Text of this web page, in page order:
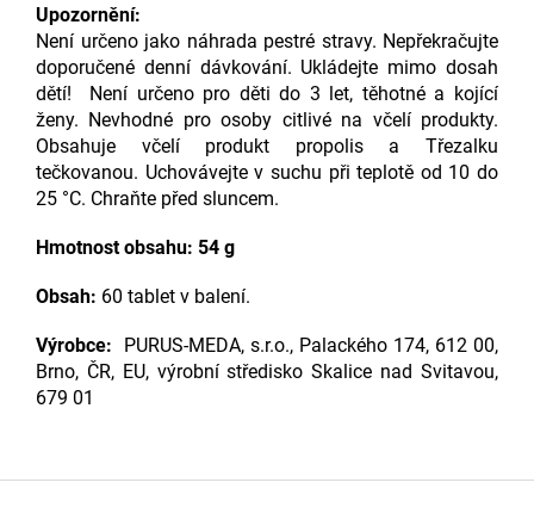
Upozornění:
Není určeno jako náhrada pestré stravy. Nepřekračujte
doporučené denní dávkování. Ukládejte mimo dosah
dětí! Není určeno pro děti do 3 let, těhotné a kojící
ženy. Nevhodné pro osoby citlivé na včelí produkty.
Obsahuje včelí produkt propolis a Třezalku
tečkovanou. Uchovávejte v suchu při teplotě od 10 do
25 °C. Chraňte před sluncem.
Hmotnost obsahu: 54 g
Obsah: 60 tablet v balení.
Výrobce:
PURUS-MEDA, s.r.o., Palackého 174, 612 00,
Brno, ČR, EU, výrobní středisko Skalice nad Svitavou,
679 01
Z